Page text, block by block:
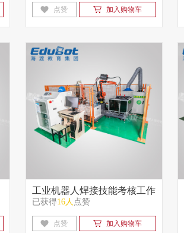
点赞 加入购物车
工业机器人焊接技能考核工作
站
已获得16人 点赞
点赞 加入购物车